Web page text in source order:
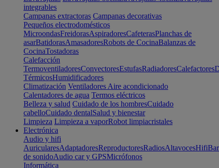
integrables
Campanas extractoras Campanas decorativas
Pequeños electrodomésticos
MicroondasFreidorasAspiradoresCafeterasPlanchas de
asarBatidorasAmasadoresRobots de CocinaBalanzas de
CocinaTostadoras
Calefacción
TermoventiladoresConvectoresEstufasRadiadoresCalefactores
TérmicosHumidificadores
Climatización Ventiladores Aire acondicionado
Calentadores de agua Termos eléctricos
Belleza y salud Cuidado de los hombresCuidado
cabelloCuidado dentalSalud y bienestar
Limpieza Limpieza a vaporRobot limpiacristales
Electrónica
Audio y hifi
AuricularesAdaptadoresReproductoresRadiosAltavocesHifi
de sonidoAudio car y GPSMicrófonos
Informática